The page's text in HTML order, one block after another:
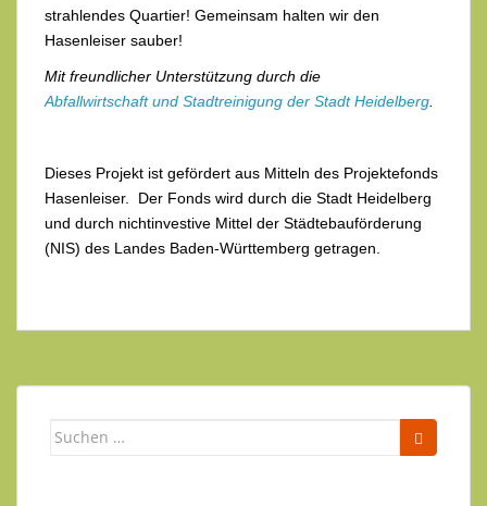
strahlendes Quartier! Gemeinsam halten wir den
Hasenleiser sauber!
Mit freundlicher Unterstützung durch die
Abfallwirtschaft und Stadtreinigung der Stadt Heidelberg
Dieses Projekt ist gefördert aus Mitteln des Projektefonds
Hasenleiser. Der Fonds wird durch die Stadt Heidelberg
und durch nichtinvestive Mittel der Städtebauförderung
(NIS) des Landes Baden-Württemberg getragen.
Suchen